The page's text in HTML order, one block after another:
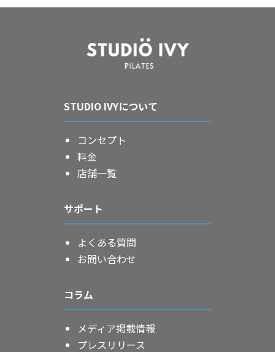
STUDIO IVYについて
コンセプト
料金
店舗一覧
サポート
よくある質問
お問い合わせ
コラム
メディア掲載情報
プレスリリース